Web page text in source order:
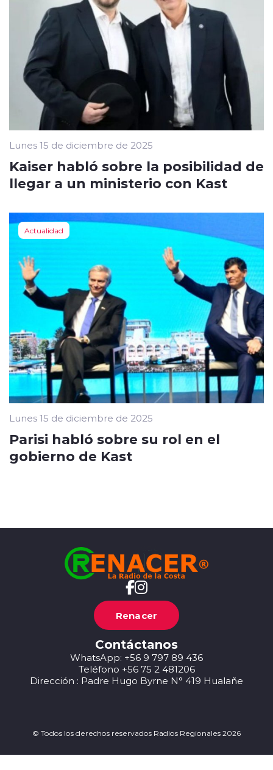
Lunes 15 de diciembre de 2025
Kaiser habló sobre la posibilidad de
llegar a un ministerio con Kast
Actualidad
Lunes 15 de diciembre de 2025
Parisi habló sobre su rol en el
gobierno de Kast
Renacer
Contáctanos
WhatsApp: +56 9 797 89 436
Teléfono +56 75 2 481206
Dirección : Padre Hugo Byrne N° 419 Hualañe
© Todos los derechos reservados Radios Regionales 2026